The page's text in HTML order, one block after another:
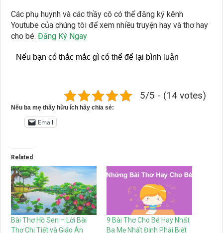
Các phụ huynh và các thầy cô có thể đăng ký kênh
Youtube của chúng tôi để xem nhiều truyện hay và thơ hay
cho bé.Đăng Ký Ngay
Nếu bạn có thắc mắc gì có thể để lại bình luận
5/5 - (14 votes)
Nếu ba mẹ thấy hữu ích hãy chia sẻ:
Email
Related
Bài Thơ Hồ Sen – Lời Bài
Thơ Chi Tiết và Giáo Án
9 Bài Thơ Cho Bé Hay Nhất
Ba Mẹ Nhất Định Phải Biết